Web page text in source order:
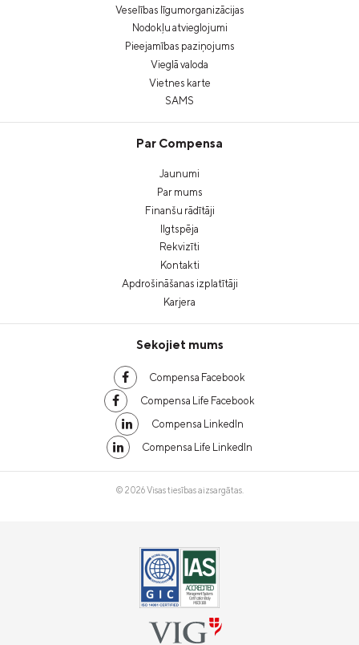
Veselības līgumorganizācijas
Nodokļu atvieglojumi
Pieejamības paziņojums
Vieglā valoda
Vietnes karte
SAMS
Par Compensa
Jaunumi
Par mums
Finanšu rādītāji
Ilgtspēja
Rekvizīti
Kontakti
Apdrošināšanas izplatītāji
Karjera
Sekojiet mums
Compensa Facebook
Compensa Life Facebook
Compensa LinkedIn
Compensa Life LinkedIn
© 2026 Visas tiesības aizsargātas.